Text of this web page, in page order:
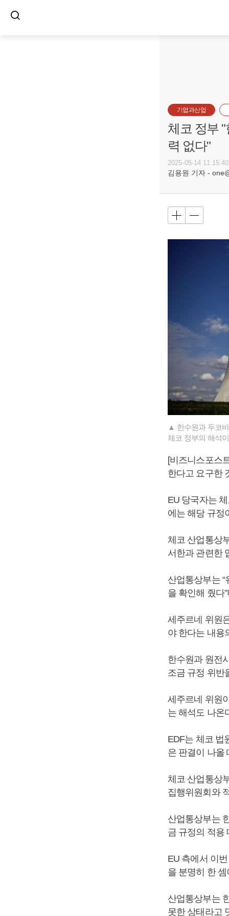
기업과산업
체코 정부
력 없다"
2025-05-14 11:15:40
김용원 기자 -
▲ 한수원과 두코
체코 정부의 해석
[비즈니스포스
한다고 요구한
EU 당국자는
에는 해당 규정
체코 산업통상
서한과 관련한
산업통상부는
을 확인해 줬다
세주르네 위원
야 한다는 내용
한수원과 원전
조금 규정 위반
세주르네 위원
는 해석도 나온
EDF는 체코 법
은 판결이 나올
체코 산업통상
집행위원회와
산업통상부는
금 규정의 적용
EU 측에서 이
을 분명히 한 셈
산업통상부는
못한 상태라고